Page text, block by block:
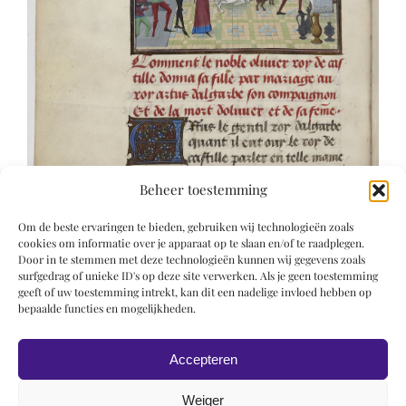
Beheer toestemming
Om de beste ervaringen te bieden, gebruiken wij technologieën zoals
cookies om informatie over je apparaat op te slaan en/of te raadplegen.
Door in te stemmen met deze technologieën kunnen wij gegevens zoals
surfgedrag of unieke ID's op deze site verwerken. Als je geen toestemming
geeft of uw toestemming intrekt, kan dit een nadelige invloed hebben op
bepaalde functies en mogelijkheden.
Accepteren
Weiger